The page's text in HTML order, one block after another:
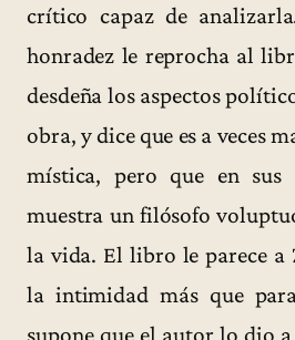
crítico capaz de
honradez le reprocha al
desdeña los aspectos
obra, y dice que es a veces
mística, pero que en
muestra un filósofo
la vida. El libro le parece a
la intimidad más que
supone que el autor lo dio